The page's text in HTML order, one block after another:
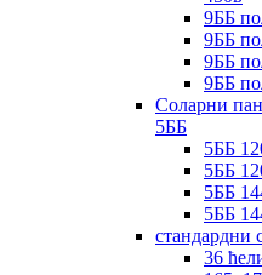
9ББ
9ББ
9ББ
9ББ
Соларни
5ББ
5ББ
5ББ
5ББ
5ББ
стандардни
36